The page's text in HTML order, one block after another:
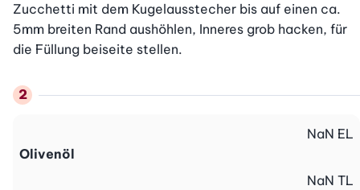
Zucchetti mit dem Kugelausstecher bis auf einen ca.
5mm breiten Rand aushöhlen, Inneres grob hacken, für
die Füllung beiseite stellen.
Olivenöl
NaN EL
NaN TL